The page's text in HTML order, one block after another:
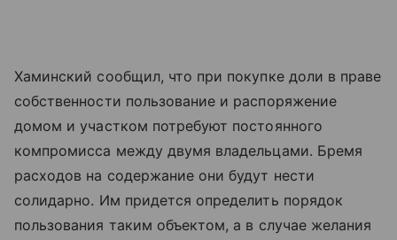
Хаминский сообщил, что при покупке доли в праве
собственности пользование и распоряжение
домом и участком потребуют постоянного
компромисса между двумя владельцами. Бремя
расходов на содержание они будут нести
солидарно. Им придется определить порядок
пользования таким объектом, а в случае желания